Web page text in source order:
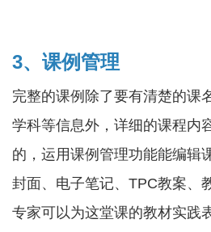
3、课例管理
完整的课例除了要有清楚的课
学科等信息外，详细的课程内
的，运用课例管理功能能编辑
封面、电子笔记、TPC教案、
专家可以为这堂课的教材实践